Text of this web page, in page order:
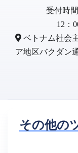
受付時
12：
ベトナム社会
ア地区バクダン
その他の